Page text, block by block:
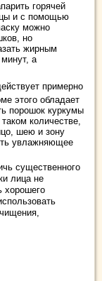
горячей
и с помощью
можно
но
жирным
а
примерно
этого обладает
порошок куркумы
количестве,
шею и зону
увлажняющее
существенного
лица не
хорошего